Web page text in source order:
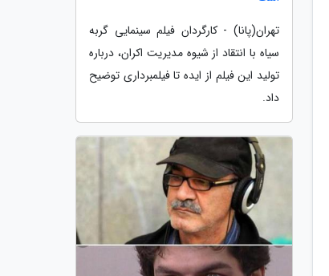
تهران(پانا) - کارگردان فیلم سینمایی گربه
سیاه با انتقاد از شیوه مدیریت اکران، درباره
تولید این فیلم از ایده تا فیلمبرداری توضیح
داد.